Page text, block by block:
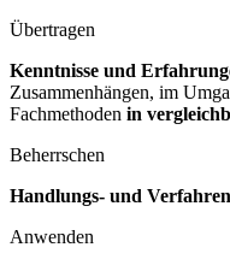
Übertragen
Kenntnisse und
Zusammenhängen, im
Fachmethoden in
Beherrschen
Handlungs- und
Anwenden